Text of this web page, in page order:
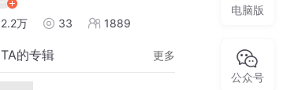
2.2万 33 1889
TA的专辑 更多
电脑版
公众号